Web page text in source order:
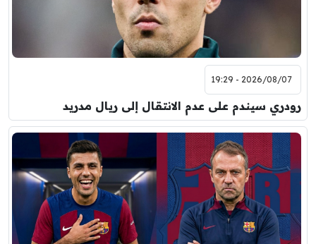
2026/08/07 - 19:29
رودري سيندم على عدم الانتقال إلى ريال مدريد